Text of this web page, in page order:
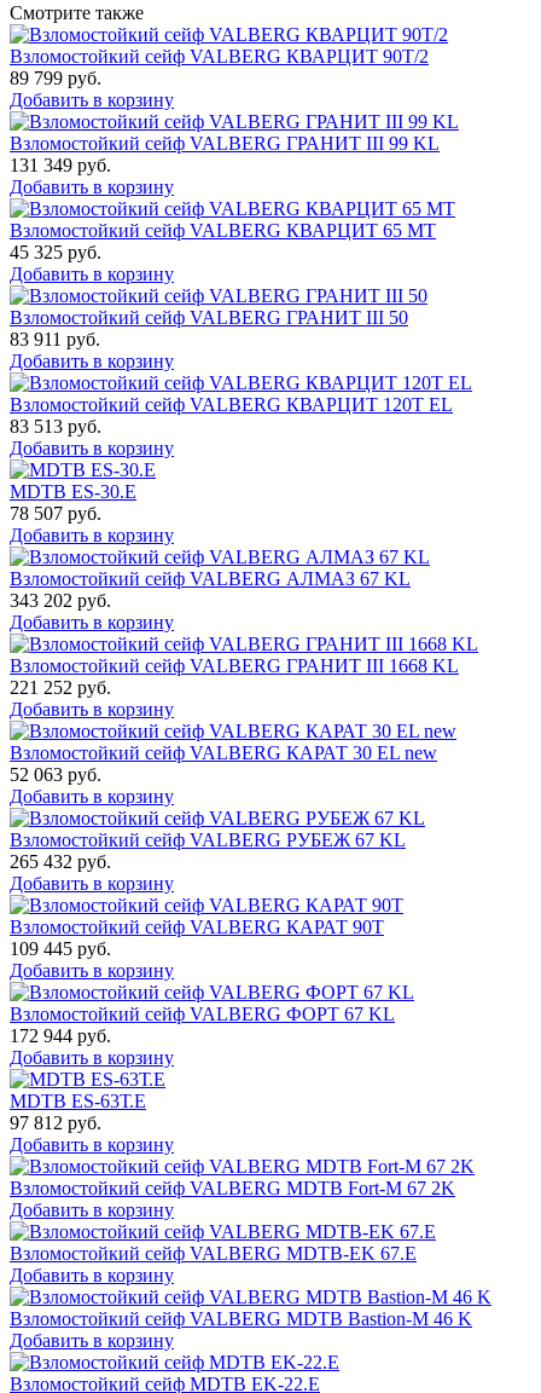
Смотрите также
Взломостойкий сейф VALBERG КВАРЦИТ 90Т/2
89 799 руб.
Добавить в корзину
Взломостойкий сейф VALBERG ГРАНИТ III 99 KL
131 349 руб.
Добавить в корзину
Взломостойкий сейф VALBERG КВАРЦИТ 65 МТ
45 325 руб.
Добавить в корзину
Взломостойкий сейф VALBERG ГРАНИТ III 50
83 911 руб.
Добавить в корзину
Взломостойкий сейф VALBERG КВАРЦИТ 120Т EL
83 513 руб.
Добавить в корзину
MDTB ES-30.Е
78 507 руб.
Добавить в корзину
Взломостойкий сейф VALBERG АЛМАЗ 67 KL
343 202 руб.
Добавить в корзину
Взломостойкий сейф VALBERG ГРАНИТ III 1668 KL
221 252 руб.
Добавить в корзину
Взломостойкий сейф VALBERG КАРАТ 30 EL new
52 063 руб.
Добавить в корзину
Взломостойкий сейф VALBERG РУБЕЖ 67 KL
265 432 руб.
Добавить в корзину
Взломостойкий сейф VALBERG КАРАТ 90T
109 445 руб.
Добавить в корзину
Взломостойкий сейф VALBERG ФОРТ 67 KL
172 944 руб.
Добавить в корзину
MDTB ES-63Т.Е
97 812 руб.
Добавить в корзину
Взломостойкий сейф VALBERG MDTB Fort-M 67 2K
Добавить в корзину
Взломостойкий сейф VALBERG MDTB-EK 67.E
Добавить в корзину
Взломостойкий сейф VALBERG MDTB Bastion-M 46 K
Добавить в корзину
Взломостойкий сейф MDTB EK-22.E